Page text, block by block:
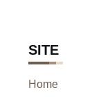
SITE
Home